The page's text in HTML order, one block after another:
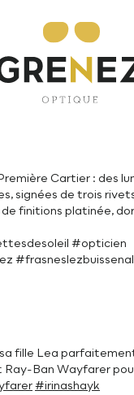
signées de trois
de finitions platinée,
Cartier : des
signées de trois
finitions platinée,
#opticien
#frasneslezbuissenal
sa fille Lea
Ray-Ban Wayfarer
#irinashayk